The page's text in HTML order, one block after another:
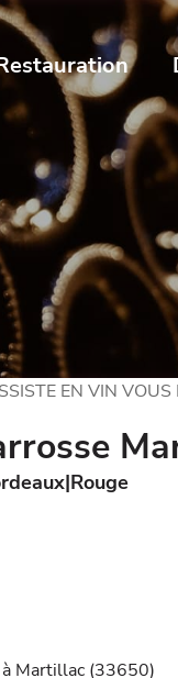
EN VIN VOUS
Rouge
Martillac (33650)